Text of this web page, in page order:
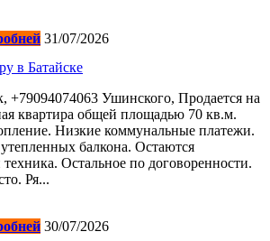
31/07/2026
в Батайске
+79094074063 Ушинского, Продается на
квартира общей площадью 70 кв.м.
Низкие коммунальные платежи.
балкона. Остаются
техника. Остальное по договоренности.
Ря...
30/07/2026